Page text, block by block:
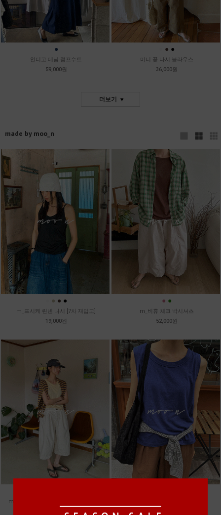
●
인디고 데님 점프수트
59,000원
● ●
미니 꽃 나시 블라우스
36,000원
더보기
made by moo_n
● ● ●
m_프시케 린넨 나시 [7차 재입고]
19,000원
● ●
m_비휴 체크 박시셔츠
52,000원
m_헤세드 스티치 데님팬츠 [4차 재입고]
87,000원
28,000원